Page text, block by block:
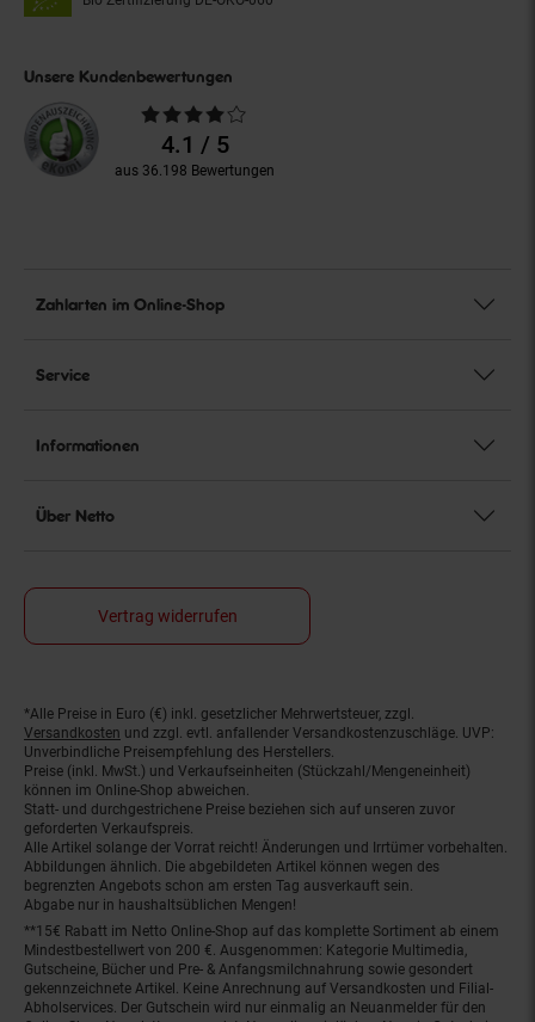
Unsere Kundenbewertungen
Durchschnittliche
Bewertungen4.1 / 5
aus 36.198 Bewertungen
Zahlarten im Online-Shop
Service
Informationen
Über Netto
Vertrag widerrufen
Fußnoten
*Alle Preise in Euro (€) inkl. gesetzlicher Mehrwertsteuer, zzgl.
Versandkosten und zzgl. evtl. anfallender Versandkostenzuschläge. UVP:
Unverbindliche Preisempfehlung des Herstellers.
Preise (inkl. MwSt.) und Verkaufseinheiten (Stückzahl/Mengeneinheit)
können im Online-Shop abweichen.
Statt- und durchgestrichene Preise beziehen sich auf unseren zuvor
geforderten Verkaufspreis.
Alle Artikel solange der Vorrat reicht! Änderungen und Irrtümer vorbehalten.
Abbildungen ähnlich. Die abgebildeten Artikel können wegen des
begrenzten Angebots schon am ersten Tag ausverkauft sein.
Abgabe nur in haushaltsüblichen Mengen!
**15€ Rabatt im Netto Online-Shop auf das komplette Sortiment ab einem
Mindestbestellwert von 200 €. Ausgenommen: Kategorie Multimedia,
Gutscheine, Bücher und Pre- & Anfangsmilchnahrung sowie gesondert
gekennzeichnete Artikel. Keine Anrechnung auf Versandkosten und Filial-
Abholservices. Der Gutschein wird nur einmalig an Neuanmelder für den